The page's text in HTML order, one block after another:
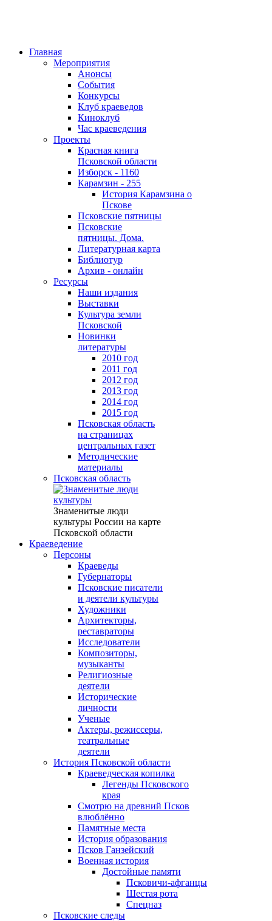
Главная
Мероприятия
Анонсы
События
Конкурсы
Клуб краеведов
Киноклуб
Час краеведения
Проекты
Красная книга
Псковской области
Изборск - 1160
Карамзин - 255
История Карамзина о
Пскове
Псковские пятницы
Псковские
пятницы. Дома.
Литературная карта
Библиотур
Архив - онлайн
Ресурсы
Наши издания
Выставки
Культура земли
Псковской
Новинки
литературы
2010 год
2011 год
2012 год
2013 год
2014 год
2015 год
Псковская область
на страницах
центральных газет
Методические
материалы
Псковская область
Знаменитые люди
культуры России на карте
Псковской области
Краеведение
Персоны
Краеведы
Губернаторы
Псковские писатели
и деятели культуры
Художники
Архитекторы,
реставраторы
Исследователи
Композиторы,
музыканты
Религиозные
деятели
Исторические
личности
Ученые
Актеры, режиссеры,
театральные
деятели
История Псковской области
Краеведческая копилка
Легенды Псковского
края
Смотрю на древний Псков
влюблённо
Памятные места
История образования
Псков Ганзейский
Военная история
Достойные памяти
Псковичи-афганцы
Шестая рота
Спецназ
Псковские следы